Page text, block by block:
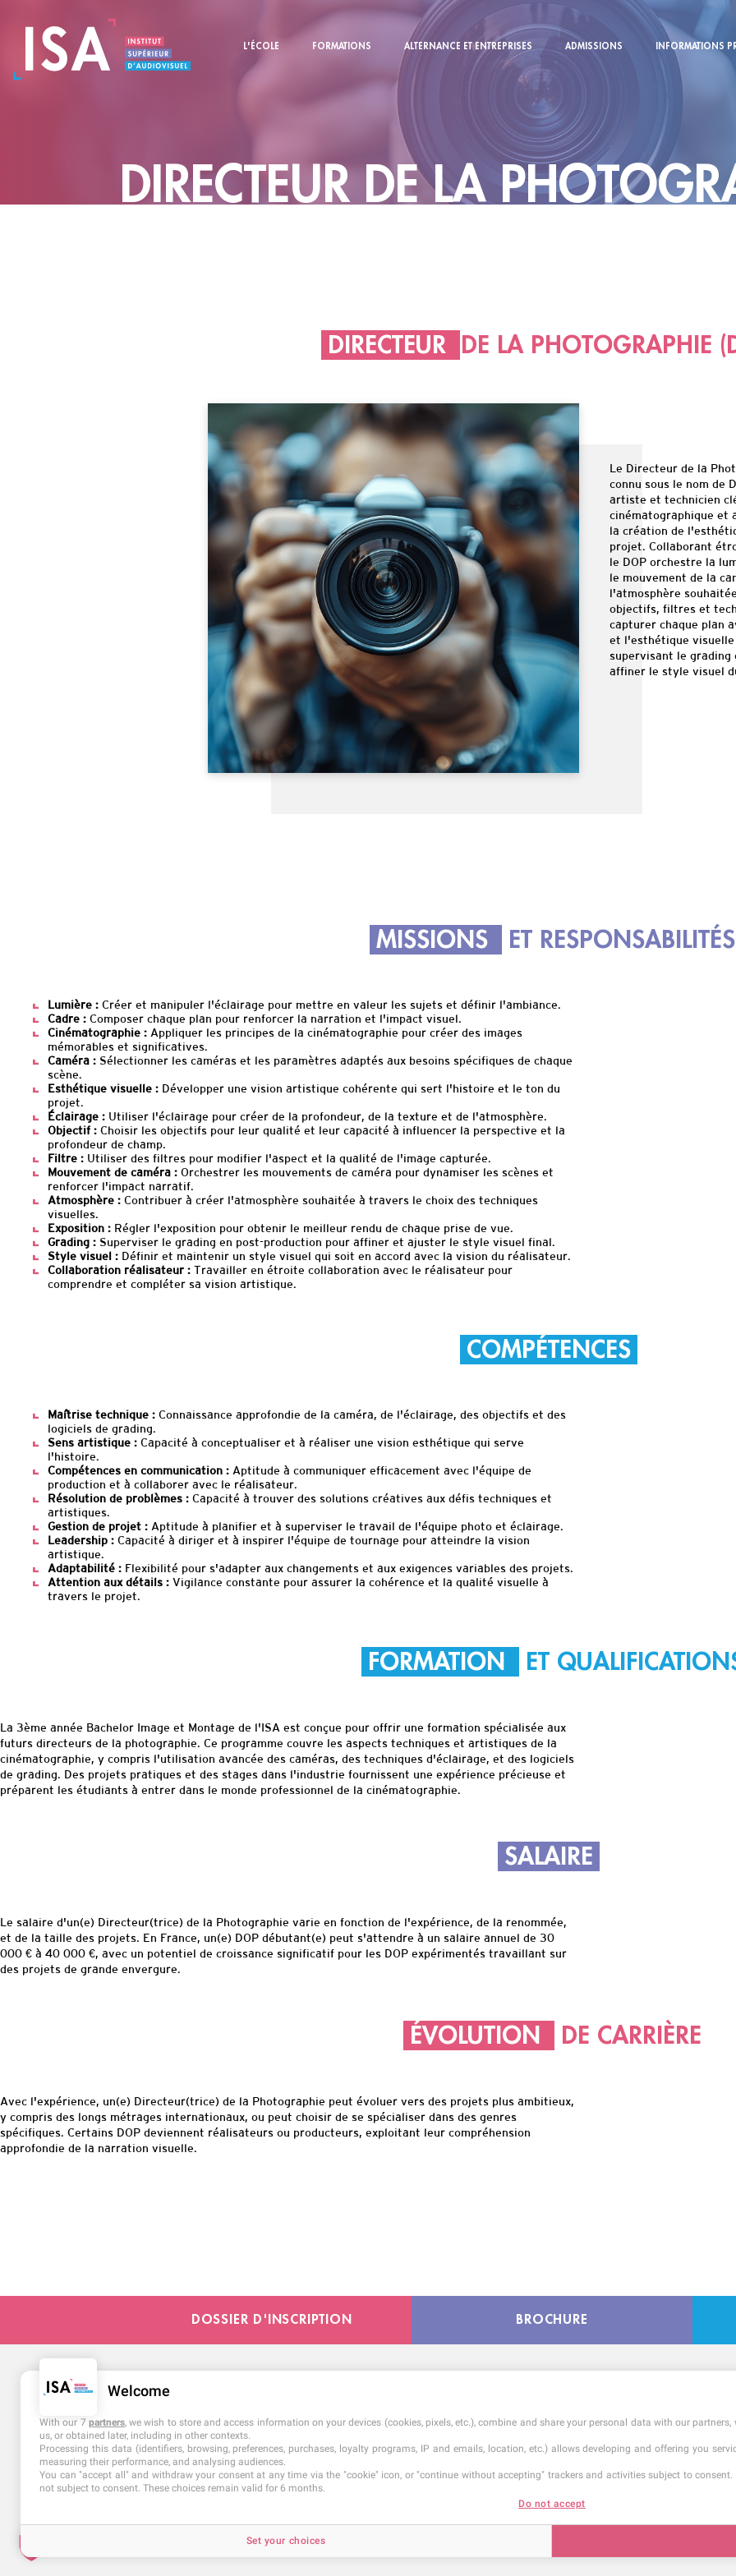
L'ÉCOLE FORMATIONS ALTERNANCE ET ENTREPRISES ADMISSIONS INFORMATIONS
DIRECTEUR DE LA
DIRECTEUR DE LA PHOTOGRAPHIE
Le Directeur de la
connu sous le nom de
artiste et technicien
cinématographique et
la création de
projet. Collaborant
le DOP orchestre la
le mouvement de la
l'atmosphère
objectifs, filtres et
capturer chaque plan
et l'esthétique
supervisant legrading
affiner le style visuel
MISSIONS ET RESPONSABILITÉS
Lumière :Créer et manipuler l'éclairage pour mettre en valeur les sujets et définir l'ambiance.
Cadre :Composer chaque plan pour renforcer la narration et l'impact visuel.
Cinématographie :Appliquer les principes de la cinématographie pour créer des images
mémorables et significatives.
Caméra :Sélectionner les caméras et les paramètres adaptés aux besoins spécifiques de chaque
scène.
Esthétique visuelle :Développer une vision artistique cohérente qui sert l'histoire et le ton du
projet.
Éclairage :Utiliser l'éclairage pour créer de la profondeur, de la texture et de l'atmosphère.
Objectif :Choisir les objectifs pour leur qualité et leur capacité à influencer la perspective et la
profondeur de champ.
Filtre :Utiliser des filtres pour modifier l'aspect et la qualité de l'image capturée.
Mouvement de caméra :Orchestrer les mouvements de caméra pour dynamiser les scènes et
renforcer l'impact narratif.
Atmosphère :Contribuer à créer l'atmosphère souhaitée à travers le choix des techniques
visuelles.
Exposition :Régler l'exposition pour obtenir le meilleur rendu de chaque prise de vue.
Grading :Superviser le grading en post-production pour affiner et ajuster le style visuel final.
Style visuel :Définir et maintenir un style visuel qui soit en accord avec la vision du réalisateur.
Collaboration réalisateur :Travailler en étroite collaboration avec le réalisateur pour
comprendre et compléter sa vision artistique.
COMPÉTENCES
Maîtrise technique :Connaissance approfondie de la caméra, de l'éclairage, des objectifs et des
logiciels de grading.
Sens artistique :Capacité à conceptualiser et à réaliser une vision esthétique qui serve
l'histoire.
Compétences en communication :Aptitude à communiquer efficacement avec l'équipe de
production et à collaborer avec le réalisateur.
Résolution de problèmes :Capacité à trouver des solutions créatives aux défis techniques et
artistiques.
Gestion de projet :Aptitude à planifier et à superviser le travail de l'équipe photo et éclairage.
Leadership :Capacité à diriger et à inspirer l'équipe de tournage pour atteindre la vision
artistique.
Adaptabilité :Flexibilité pour s'adapter aux changements et aux exigences variables des projets.
Attention aux détails :Vigilance constante pour assurer la cohérence et la qualité visuelle à
travers le projet.
FORMATION ET
La 3ème année Bachelor Image et Montage de l'ISA est conçue pour offrir une formation spécialisée aux
futurs directeurs de la photographie. Ce programme couvre les aspects techniques et artistiques de la
cinématographie, y compris l'utilisation avancée des caméras, des techniques d'éclairage, et des logiciels
de grading. Des projets pratiques et des stages dans l'industrie fournissent une expérience précieuse et
préparent les étudiants à entrer dans le monde professionnel de la cinématographie.
SALAIRE
Le salaire d'un(e) Directeur(trice) de la Photographie varie en fonction de l'expérience, de la renommée,
et de la taille des projets. En France, un(e) DOP débutant(e) peut s'attendre à un salaire annuel de 30
000 € à 40 000 €, avec un potentiel de croissance significatif pour les DOP expérimentés travaillant sur
des projets de grande envergure.
ÉVOLUTION DE CARRIÈRE
Avec l'expérience, un(e) Directeur(trice) de la Photographie peut évoluer vers des projets plus ambitieux,
y compris des longs métrages internationaux, ou peut choisir de se spécialiser dans des genres
spécifiques. Certains DOP deviennent réalisateurs ou producteurs, exploitant leur compréhension
approfondie de la narration visuelle.
DOSSIER D'INSCRIPTION BROCHURE
NOUS CONTACTER
Cette école fait partie du Réseau Skolae
Établissement d'Enseignement Supérieur Privé
CGI
Welcome
With our 7 partners, we wish to store and access information on your devices (cookies, pixels, etc.), combine and share your personal data with our
us, or obtained later, including in other contexts.
Processing this data (identifiers, browsing, preferences, purchases, loyalty programs, IP and emails, location, etc.) allows developing and offering you
measuring their performance, and analysing audiences.
You can "accept all" and withdraw your consent at any time via the "cookie" icon, or "continue without accepting" trackers and activities subject to
not subject to consent. These choices remain valid for 6 months.
Do not accept
Set your choices